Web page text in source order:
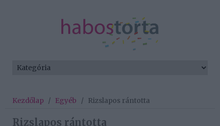
Kezdőlap / Egyéb / Rizslapos rántotta
Rizslapos rántotta